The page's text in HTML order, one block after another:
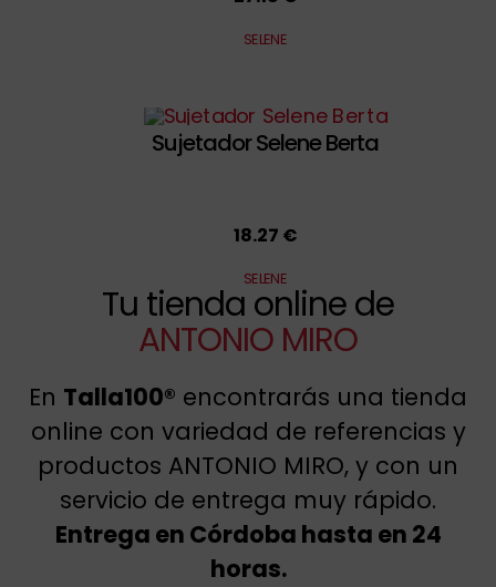
SELENE
Sujetador Selene Berta
18.27 €
SELENE
Tu tienda online de
ANTONIO MIRO
En Talla100® encontrarás una tienda
online con variedad de referencias y
productos ANTONIO MIRO, y con un
servicio de entrega muy rápido.
Entrega en Córdoba hasta en 24
horas.